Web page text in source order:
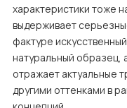
характеристики тоже
выдерживает
фактуре
натуральный образец,
отражает актуальные
другими оттенками в